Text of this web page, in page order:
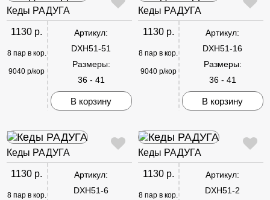
Кеды РАДУГА
1130 р.
8 пар в кор.
9040 р/кор
Артикул:
DXH51-51
Размеры:
36 - 41
В корзину
Кеды РАДУГА
1130 р.
8 пар в кор.
9040 р/кор
Артикул:
DXH51-16
Размеры:
36 - 41
В корзину
Кеды РАДУГА
1130 р.
8 пар в кор.
Артикул:
DXH51-6
Кеды РАДУГА
1130 р.
8 пар в кор.
Артикул:
DXH51-2